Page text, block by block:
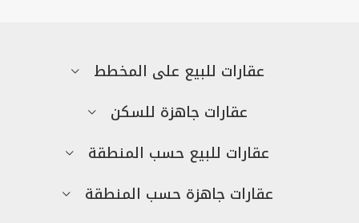
عقارات للبيع على المخطط
عقارات جاهزة للسكن
عقارات للبيع حسب المنطقة
عقارات جاهزة حسب المنطقة